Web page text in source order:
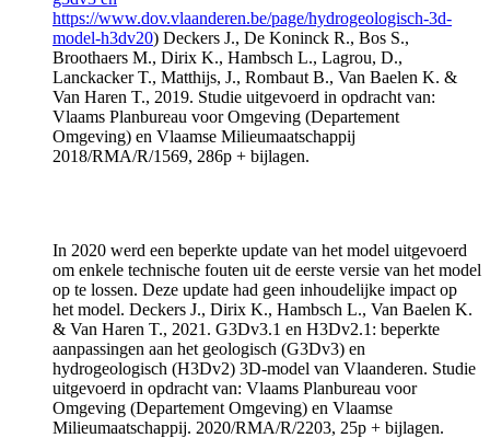
https://www.dov.vlaanderen.be/page/hydrogeologisch-3d-
model-h3dv20) Deckers J., De Koninck R., Bos S.,
Broothaers M., Dirix K., Hambsch L., Lagrou, D.,
Lanckacker T., Matthijs, J., Rombaut B., Van Baelen K. &
Van Haren T., 2019. Studie uitgevoerd in opdracht van:
Vlaams Planbureau voor Omgeving (Departement
Omgeving) en Vlaamse Milieumaatschappij
2018/RMA/R/1569, 286p + bijlagen.
In 2020 werd een beperkte update van het model uitgevoerd
om enkele technische fouten uit de eerste versie van het model
op te lossen. Deze update had geen inhoudelijke impact op
het model. Deckers J., Dirix K., Hambsch L., Van Baelen K.
& Van Haren T., 2021. G3Dv3.1 en H3Dv2.1: beperkte
aanpassingen aan het geologisch (G3Dv3) en
hydrogeologisch (H3Dv2) 3D-model van Vlaanderen. Studie
uitgevoerd in opdracht van: Vlaams Planbureau voor
Omgeving (Departement Omgeving) en Vlaamse
Milieumaatschappij. 2020/RMA/R/2203, 25p + bijlagen.